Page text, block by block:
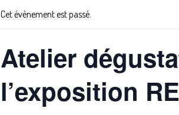
Cet évènement est passé.
Atelier
l’exposition